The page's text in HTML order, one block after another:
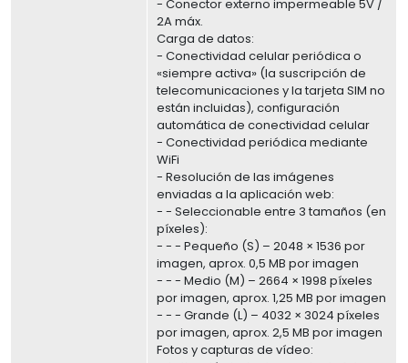
- Conector externo impermeable 5V /
2A máx.
Carga de datos:
- Conectividad celular periódica o
«siempre activa» (la suscripción de
telecomunicaciones y la tarjeta SIM no
están incluidas), configuración
automática de conectividad celular
- Conectividad periódica mediante
WiFi
- Resolución de las imágenes
enviadas a la aplicación web:
- - Seleccionable entre 3 tamaños (en
píxeles):
- - - Pequeño (S) – 2048 × 1536 por
imagen, aprox. 0,5 MB por imagen
- - - Medio (M) – 2664 × 1998 píxeles
por imagen, aprox. 1,25 MB por imagen
- - - Grande (L) – 4032 × 3024 píxeles
por imagen, aprox. 2,5 MB por imagen
Fotos y capturas de vídeo: